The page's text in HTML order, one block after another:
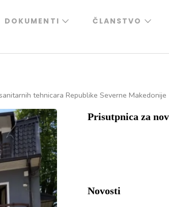
DOKUMENTI
ČLANSTVO
tehnicara Republike Severne Makedonije
Prisutpnica za
Novosti